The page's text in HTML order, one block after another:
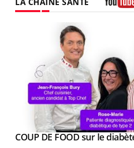
Youtube
COUP DE FOOD sur le